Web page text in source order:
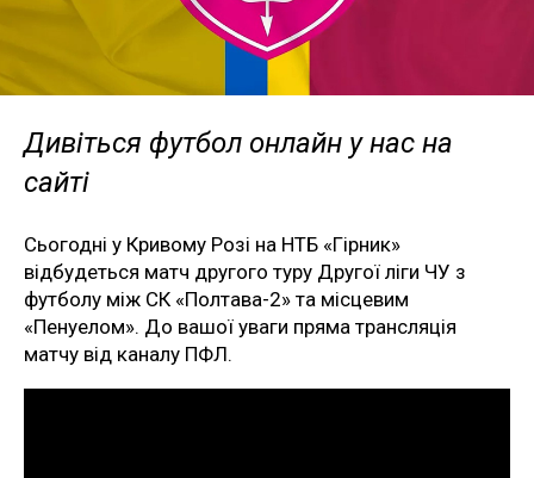
Дивіться футбол онлайн у нас на
сайті
Сьогодні у Кривому Розі на НТБ «Гірник»
відбудеться матч другого туру Другої ліги ЧУ з
футболу між СК «Полтава-2» та місцевим
«Пенуелом». До вашої уваги пряма трансляція
матчу від каналу ПФЛ.